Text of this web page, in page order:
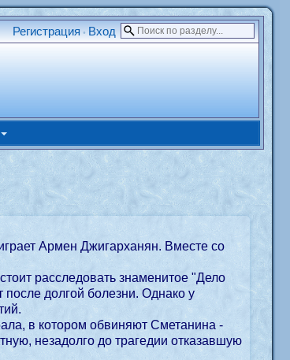
Регистрация • Вход
Армен Джигарханян. Вместе со
расследовать знаменитое "Дело
долгой болезни. Однако у
в котором обвиняют Сметанина -
незадолго до трагедии отказавшую